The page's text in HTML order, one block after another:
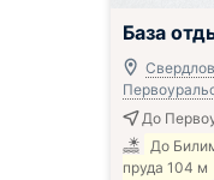
База
До
До
пруда 104 м